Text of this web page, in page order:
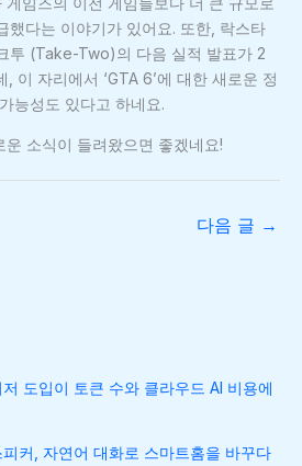
했다는 이야기가 있어요. 또한, 락스타
투 (Take-Two)의 다음 실적 발표가 2
이 자리에서 ‘GTA 6’에 대한 새로운 정
능성도 있다고 하네요.
운 소식이 들려왔으면 좋겠네요!
다음 글 →
도입이 토큰 수와 클라우드 AI 비용에
커, 자연어 대화로 스마트홈을 바꾸다